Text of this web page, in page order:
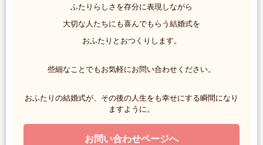
ふたりらしさを存分に表現しながら
大切な人たちにも喜んでもらう結婚式を
おふたりとおつくりします。
些細なことでもお気軽にお問い合わせください。
おふたりの結婚式が、その後の人生をも幸せにする瞬間になり
ますように。
お問い合わせページへ